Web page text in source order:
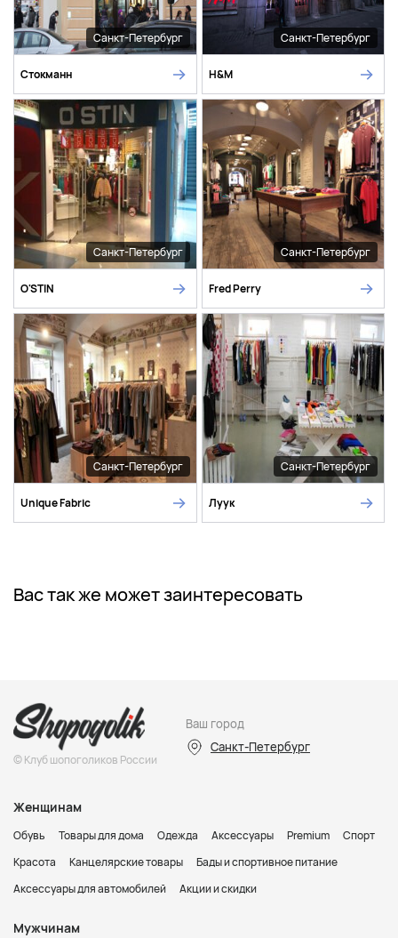
Санкт-Петербург
Стокманн
Санкт-Петербург
H&M
Санкт-Петербург
O'STIN
Санкт-Петербург
Fred Perry
Санкт-Петербург
Unique Fabric
Санкт-Петербург
Луук
Вас так же может заинтересовать
© Клуб шопоголиков России
Ваш город
Санкт-Петербург
Женщинам
Обувь Товары для дома Одежда Аксессуары Premium
Спорт
Красота
Канцелярские товары
Бады и спортивное питание
Аксессуары для автомобилей
Акции и скидки
Мужчинам